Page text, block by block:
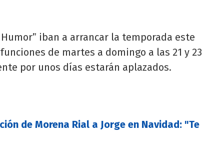
iban a arrancar la temporada este
de martes a domingo a las 21 y 23
por unos días estarán aplazados.
de Morena Rial a Jorge en Navidad: "Te